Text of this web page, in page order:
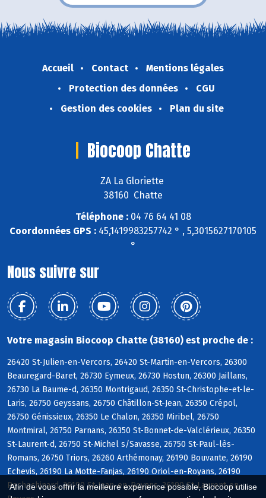
Afin de vous offrir la meilleure expérience possible, Biocoop utilise
Accueil Contact
Mentions légales
Protection des données
CGU
Gestion des cookies
Plan du site
Biocoop Chatte
ZA La Gloriette
38160 Chatte
Téléphone :04 76 64 41 08
Coordonnées GPS : 45,1419983257742 ° , 5,3015627170105
°
Nous suivre sur
Votre magasin Biocoop Chatte (38160) est proche de :
26420 St-Julien-en-Vercors, 26420 St-Martin-en-Vercors, 26300
Beauregard-Baret, 26730 Eymeux, 26730 Hostun, 26300 Jaillans,
26730 La Baume-d, 26350 Montrigaud, 26350 St-Christophe-et-le-
Laris, 26750 Geyssans, 26750 Châtillon-St-Jean, 26350 Crépol,
26750 Génissieux, 26350 Le Chalon, 26350 Miribel, 26750
Montmiral, 26750 Parnans, 26350 St-Bonnet-de-Valclérieux, 26350
St-Laurent-d, 26750 St-Michel s/Savasse, 26750 St-Paul-lès-
Romans, 26750 Triors, 26260 Arthémonay, 26190 Bouvante, 26190
Echevis, 26190 La Motte-Fanjas, 26190 Oriol-en-Royans, 26190
Rochechinard, 26190 St-Jean-en-Royans, 26190 St-Laurent-en-